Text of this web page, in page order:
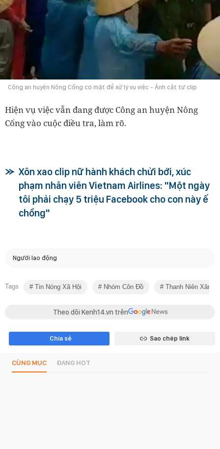
Công an huyện Nông Cống có mặt để xử lý vụ việc - Ảnh cắt từ clip
Hiện vụ việc vẫn đang được Công an huyện Nông
Cống vào cuộc điều tra, làm rõ.
Xôn xao clip nữ hành khách chửi bới, xúc
phạm nhân viên Vietnam Airlines: "Một ngày
tôi phải chạy 5 triệu Facebook cho con này ế
chồng"
Người lao động
Tags Tin Nóng Xã Hội Nhóm Côn Đồ Thanh Niên Xăm
Theo dõi Kenh14.vn trên
Chia sẻ Sao chép link
CÙNG MỤC ĐANG HOT